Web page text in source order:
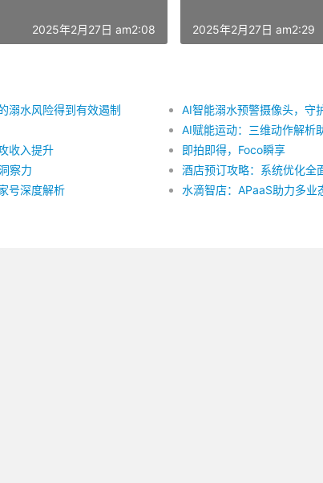
2025年2月27日 am2:08 2025年2月27日 am2:29
溺水风险得到有效遏制
AI智能溺水预警摄像头，守
AI赋能运动：三维动作解析
收入提升
即拍即得，Foco瞬享
察力
酒店预订攻略：系统优化全
号深度解析
水滴智店：APaaS助力多业